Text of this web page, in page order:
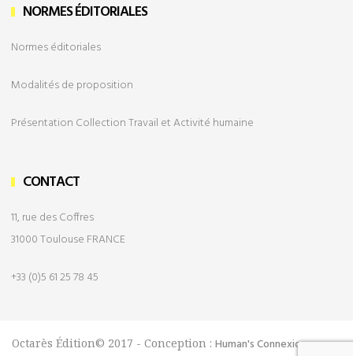
NORMES ÉDITORIALES
Normes éditoriales
Modalités de proposition
Présentation Collection Travail et Activité humaine
CONTACT
11, rue des Coffres
31000 Toulouse FRANCE
+33 (0)5 61 25 78 45
Octarès Édition© 2017 - Conception : Human's Connexion